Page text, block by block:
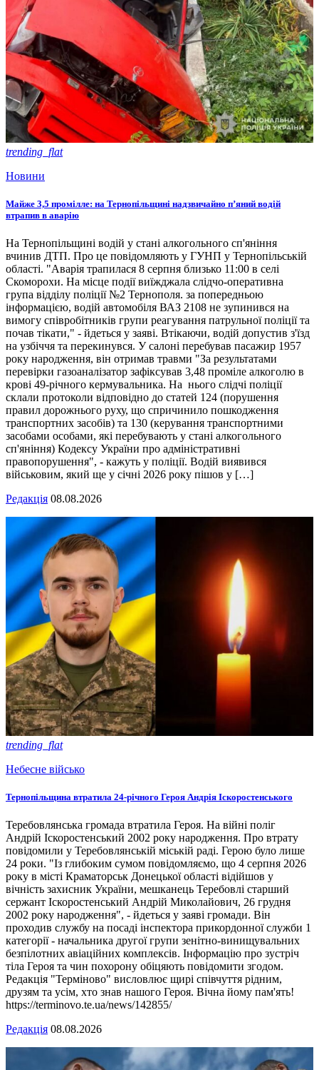
trending_flat
Новини
Майже 3,5 промілле: на Тернопільщині надзвичайно п’яний водій
втрапив в аварію
На Тернопільщині водій у стані алкогольного сп'яніння
вчинив ДТП. Про це повідомляють у ГУНП у Тернопільській
області. "Аварія трапилася 8 серпня близько 11:00 в селі
Скоморохи. На місце події виїжджала слідчо-оперативна
група відділу поліції №2 Тернополя. за попередньою
інформацією, водій автомобіля ВАЗ 2108 не зупинився на
вимогу співробітників групи реагування патрульної поліції та
почав тікати," - йдеться у заяві. Втікаючи, водій допустив з'їзд
на узбіччя та перекинувся. У салоні перебував пасажир 1957
року народження, він отримав травми "За результатами
перевірки газоаналізатор зафіксував 3,48 проміле алкоголю в
крові 49-річного кермувальника. На нього слідчі поліції
склали протоколи відповідно до статей 124 (порушення
правил дорожнього руху, що спричинило пошкодження
транспортних засобів) та 130 (керування транспортними
засобами особами, які перебувають у стані алкогольного
сп'яніння) Кодексу України про адміністративні
правопорушення", - кажуть у поліції. Водій виявився
військовим, який ще у січні 2026 року пішов у […]
Редакція 08.08.2026
trending_flat
Небесне військо
Тернопільщина втратила 24-річного Героя Андрія Іскоростенського
Теребовлянська громада втратила Героя. На війні поліг
Андрій Іскоростенський 2002 року народження. Про втрату
повідомили у Теребовлянській міській раді. Герою було лише
24 роки. "Із глибоким сумом повідомляємо, що 4 серпня 2026
року в місті Краматорськ Донецької області відійшов у
вічність захисник України, мешканець Теребовлі старший
сержант Іскоростенський Андрій Миколайович, 26 грудня
2002 року народження", - йдеться у заяві громади. Він
проходив службу на посаді інспектора прикордонної служби 1
категорії - начальника другої групи зенітно-винищувальних
безпілотних авіаційних комплексів. Інформацію про зустріч
тіла Героя та чин похорону обіцяють повідомити згодом.
Редакція "Терміново" висловлює щирі співчуття рідним,
друзям та усім, хто знав нашого Героя. Вічна йому пам'ять!
https://terminovo.te.ua/news/142855/
Редакція 08.08.2026